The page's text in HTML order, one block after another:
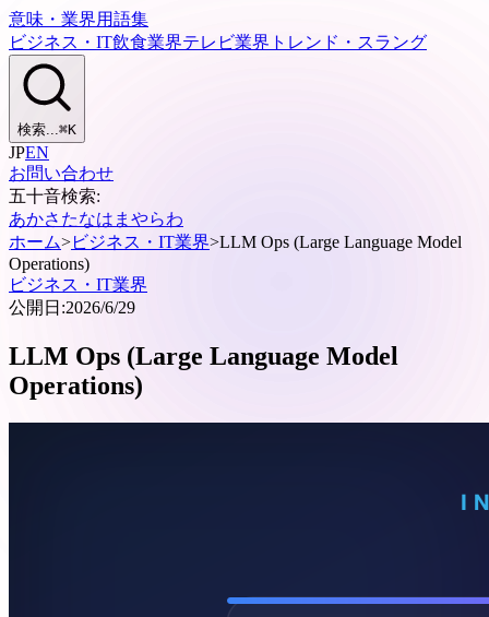
意味・業界用語集
ビジネス・IT飲食業界テレビ業界 トレンド・スラング
検索...⌘K
JPEN
お問い合わせ
五十音検索:
あかさ たなは ま やらわ
ホーム>ビジネス・IT業界>LLM Ops (Large Language Model
Operations)
ビジネス・IT業界
公開日:2026/6/29
LLM Ops (Large Language Model
Operations)